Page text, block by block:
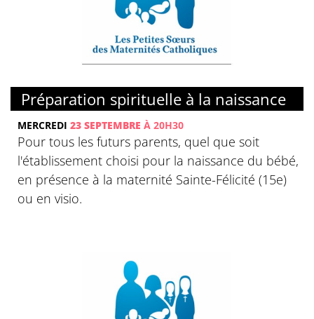
Préparation spirituelle à la naissance
MERCREDI 23 SEPTEMBRE À 20H30
Pour tous les futurs parents, quel que soit
l'établissement choisi pour la naissance du bébé,
en présence à la maternité Sainte-Félicité (15e)
ou en visio.